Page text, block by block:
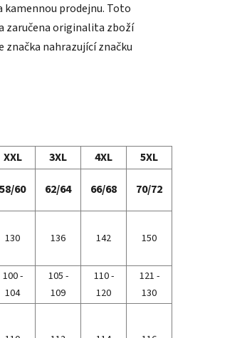
kamennou prodejnu. Toto
zaručena originalita zboží
značka nahrazující značku
XXL 3XL 4XL
5XL
58/60 62/64 66/68 70/72
130 136 142 150
100 -
104
105 -
109
110 -
120
121 -
130